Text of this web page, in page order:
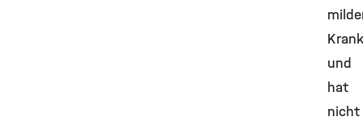
und
hat
nicht